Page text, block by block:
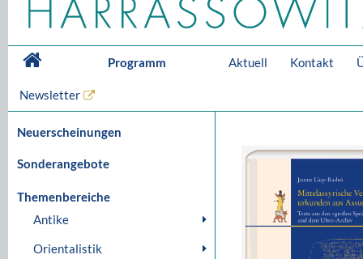
Programm Aktuell Kontakt
Newsletter
Neuerscheinungen
Sonderangebote
Themenbereiche
Antike
Orientalistik